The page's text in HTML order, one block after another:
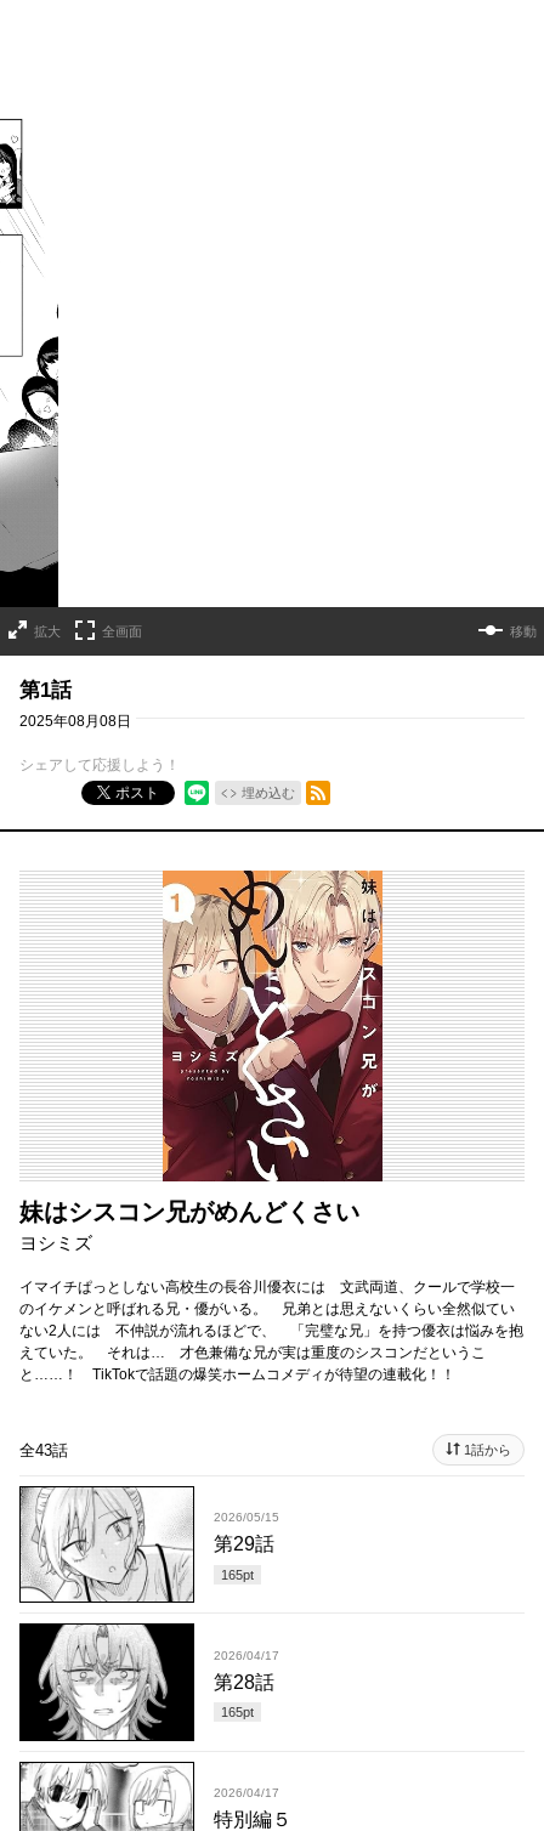
拡大 全画面 移動
第1話
2025年08月08日
シェアして応援しよう！
ポスト
埋め込む
RSSフィード
妹はシスコン兄がめんどくさい
ヨシミズ
イマイチぱっとしない高校生の長谷川優衣には 文武両道、クールで学校一
のイケメンと呼ばれる兄・優がいる。 兄弟とは思えないくらい全然似てい
ない2人には 不仲説が流れるほどで、 「完璧な兄」を持つ優衣は悩みを抱
えていた。 それは… 才色兼備な兄が実は重度のシスコンだというこ
と……！ TikTokで話題の爆笑ホームコメディが待望の連載化！！
全43話 1話から
2026/05/15
第29話
165pt
2026/04/17
第28話
165pt
2026/04/17
特別編５